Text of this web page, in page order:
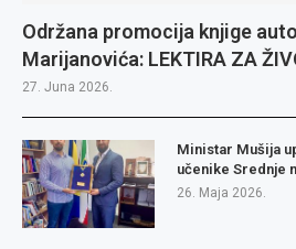
Održana promocija knjige
Marijanovića: LEKTIRA ZA
27. Juna 2026.
Ministar Mušija
učenike Srednje
26. Maja 2026.